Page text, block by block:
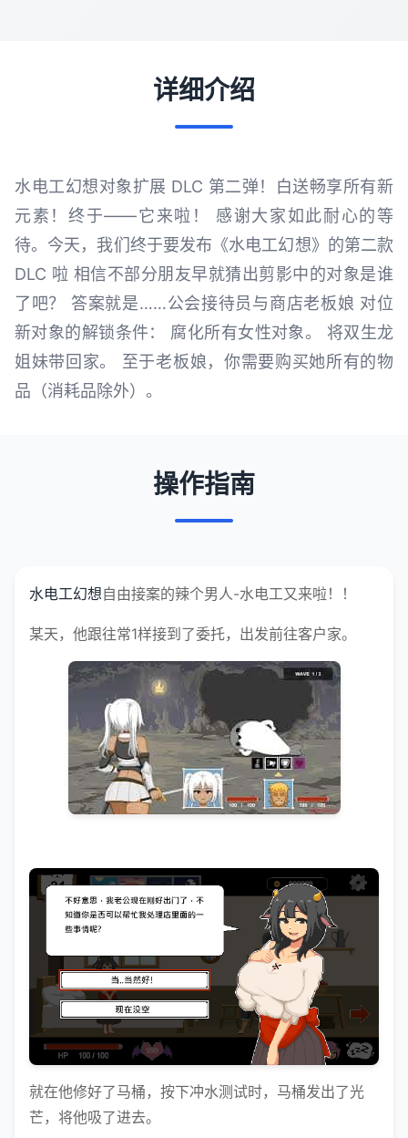
详细介绍
水电工幻想对象扩展 DLC 第二弹！白送畅享所有新
元素！终于——它来啦！ 感谢大家如此耐心的等
待。今天，我们终于要发布《水电工幻想》的第二款
DLC 啦 相信不部分朋友早就猜出剪影中的对象是谁
了吧？ 答案就是……公会接待员与商店老板娘 对位
新对象的解锁条件： 腐化所有女性对象。 将双生龙
姐妹带回家。 至于老板娘，你需要购买她所有的物
品（消耗品除外）。
操作指南
水电工幻想自由接案的辣个男人-水电工又来啦！！
某天，他跟往常1样接到了委托，出发前往客户家。
就在他修好了马桶，按下冲水测试时，马桶发出了光
芒，将他吸了进去。